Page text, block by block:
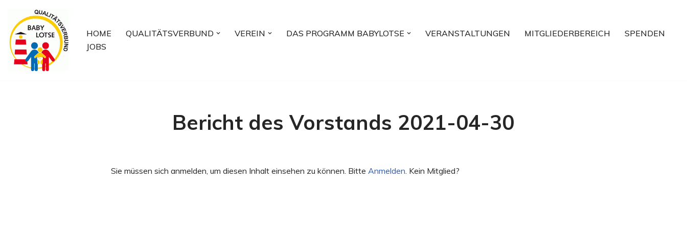
Zum
Inhalt
springen
HOME QUALITÄTSVERBUND VEREIN DAS PROGRAMM BABYLOTSE VERANSTALTUNGEN MITGLIEDERBEREICH
SPENDEN
JOBS
Bericht des Vorstands 2021-04-30
Sie müssen sich anmelden, um diesen Inhalt einsehen zu können. Bitte Anmelden . Kein Mitglied?